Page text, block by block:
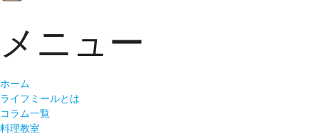
メニュー
ホーム
ライフミールとは
コラム一覧
料理教室